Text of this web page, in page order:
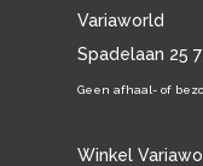
Variaworld
Spadelaan 25
Geen afhaal- of
Winkel